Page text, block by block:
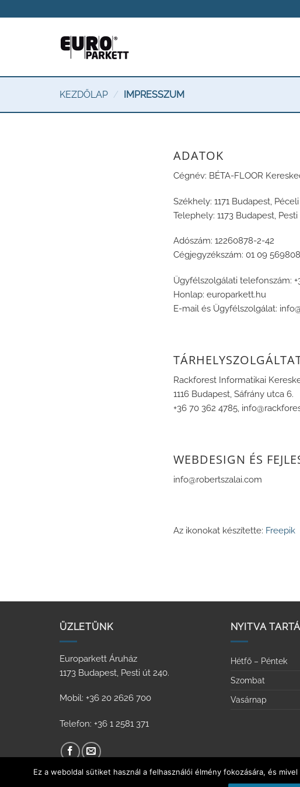
to
KEZDŐLAP / IMPRESSZUM
ADATOK
Cégnév: BÉTA-FLOOR
Székhely: 1171 Budapest, Péceli
Telephely: 1173 Budapest, Pesti
Adószám: 12260878-2-42
Cégjegyzékszám: 01 09 569808
Ügyfélszolgálati telefonszám:
Honlap: europarkett.hu
E-mail és Ügyfélszolgálat:
Rackforest Informatikai
1116 Budapest, Sáfrány utca 6.
+36 70 362 4785,
WEBDESIGN ÉS
info@robertszalai.com
Az ikonokat készítette: Freepik
ÜZLETÜNK
Europarkett Áruház
1173 Budapest, Pesti út 240.
Mobil: +36 20 2626 700
Telefon: +36 1 2581 371
NYITVA
Hétfő – Péntek
Szombat
Vasárnap
Ez a weboldal sütiket használ a felhasználói élmény fokozására, és